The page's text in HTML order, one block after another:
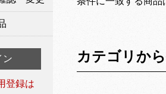
ン
登録は
カテゴリか